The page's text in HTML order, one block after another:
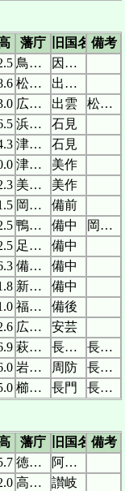
藩庁 旧国名 備考
鳥取城
因幡、伯耆
松江城
出雲、隠岐
広瀬陣屋 出雲
松江藩支藩
浜田城
石見
津和野城
石見
津山城
美作
美作勝山城
美作
岡山城
備前
鴨方陣屋 備中
岡山藩支藩
足守陣屋
備中
備中松山城
備中
新見陣屋
備中
福山城
備後
広島城
安芸
萩城、山口城 長門、周防
長州藩
岩国城 周防
長州藩支藩
櫛崎城 長門 長州藩支藩
藩庁 旧国名 備考
徳島城
阿波、淡路
高松城
讃岐